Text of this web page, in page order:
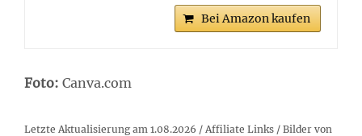
Bei Amazon kaufen
Foto: Canva.com
Letzte Aktualisierung am 1.08.2026 / Affiliate Links / Bilder von